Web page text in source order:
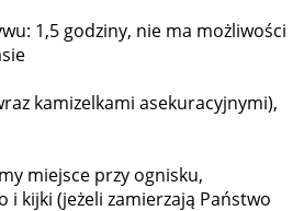
1,5 godziny, nie ma możliwości
kamizelkami asekuracyjnymi),
miejsce przy ognisku,
kijki (jeżeli zamierzają Państwo